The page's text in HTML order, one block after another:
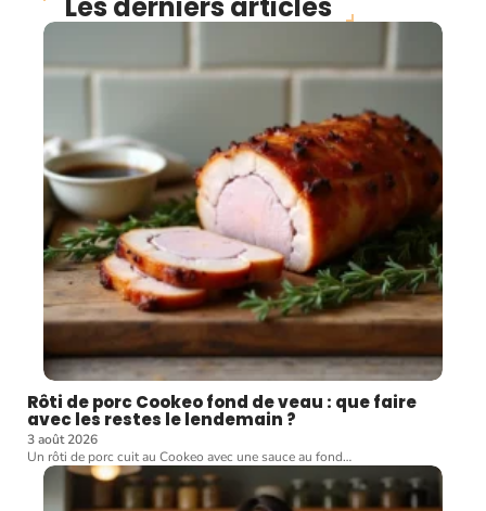
Rôti de porc Cookeo fond de veau : que faire
avec les restes le lendemain ?
3 août 2026
Un rôti de porc cuit au Cookeo avec une sauce au fond…